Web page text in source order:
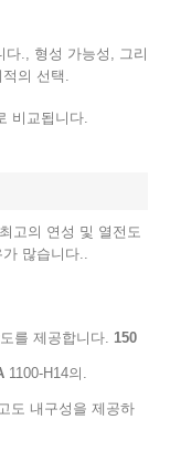
다., 형성 가능성, 그리
의 선택.
비교됩니다.
고의 연성 및 열전도
많습니다..
를 제공합니다. 150
1100-H14의.
도 내구성을 제공하